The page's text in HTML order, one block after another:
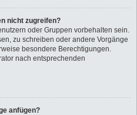
nicht zugreifen?
oder Gruppen vorbehalten sein.
zu schreiben oder andere Vorgänge
besondere Berechtigungen.
nach entsprechenden
anfügen?